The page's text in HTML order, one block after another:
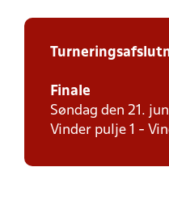
Finale
Søndag den 21.
Vinder pulje 1 -